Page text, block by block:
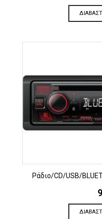
Ράδιο/CD/USB/